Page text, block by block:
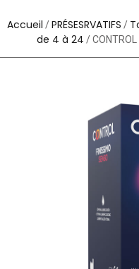
Accueil /PRÉSESRVATIFS /
de 4 à 24 /